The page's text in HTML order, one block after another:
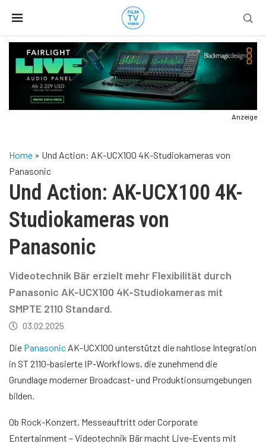
Anzeige
Home » Und Action: AK-UCX100 4K-Studiokameras von
Panasonic
Und Action: AK-UCX100 4K-
Studiokameras von
Panasonic
Videotechnik Bär erzielt mehr Flexibilität durch
Panasonic AK-UCX100 4K-Studiokameras mit
SMPTE 2110 Standard.
03.02.2025
Die Panasonic AK-UCX100 unterstützt die nahtlose Integration
in ST 2110-basierte IP-Workflows, die zunehmend die
Grundlage moderner Broadcast- und Produktionsumgebungen
bilden.
Ob Rock-Konzert, Messeauftritt oder Corporate
Entertainment – Videotechnik Bär macht Live-Events mit